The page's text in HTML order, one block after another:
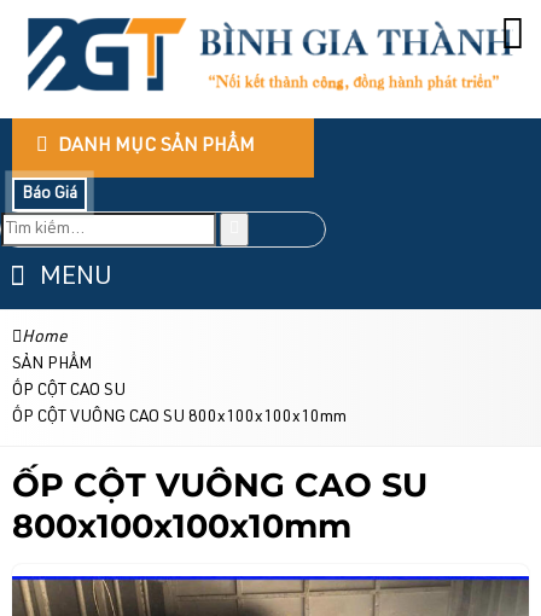
DANH MỤC SẢN PHẨM
Báo Giá
MENU
Home
SẢN PHẨM
ỐP CỘT CAO SU
ỐP CỘT VUÔNG CAO SU 800x100x100x10mm
ỐP CỘT VUÔNG CAO SU
800x100x100x10mm